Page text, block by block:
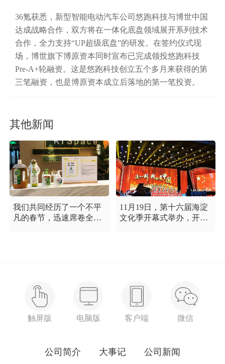
36氪获悉，新型智能电动汽车公司悠跑科技与博世中国
达成战略合作，双方将在一体化底盘领域展开系列技术
合作，全力支持“UP超级底盘”的研发。在签约仪式现
场，博世旗下博原资本同时宣布已完成领投悠跑科技
Pre-A+轮融资。这是悠跑科技创立五个多月来获得的第
三笔融资，也是博原资本成立后落地的第一笔投资。
其他新闻
我们共同经历了一个不平
凡的春节，迅速席卷全国
11月19日，第十六届海淀
文化季开幕式举办，开幕
结、特别讲奉献的一流精
神风貌，以及催人泪下的
感人事迹。
触屏版 电脑版 客户端 微信
公司简介 大事记 公司新闻